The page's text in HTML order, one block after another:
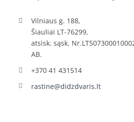
Vilniaus g. 188,
Šiauliai LT-76299,
atsisk. sąsk.
AB.
+370 41 431514
rastine@didzdvaris.lt